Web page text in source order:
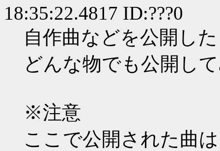
18:35:22.4817 ID:???0
自作曲などを公開し
どんな物でも公開し
※注意
ここで公開された曲